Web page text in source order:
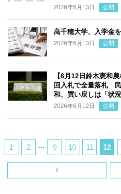
2026年6月13日 公開
高千穂大学、入学金
2026年6月13日 公開
【6月12日鈴木憲和
回入札で全量落札
和、買い戻しは「状
2026年6月12日 公開
‹
1 2 ... 9 10 11 12